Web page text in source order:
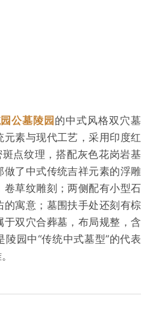
公墓陵园 的中式风格双穴墓
素与现代工艺，采用印度红
点纹理，搭配灰色花岗岩基
做了 中式传统吉祥元素的浮雕
草纹雕刻；两侧配有小型石
寓意；墓围扶手处还刻有棕
双穴合葬墓，布局规整，含
园中“传统中式墓型”的代表